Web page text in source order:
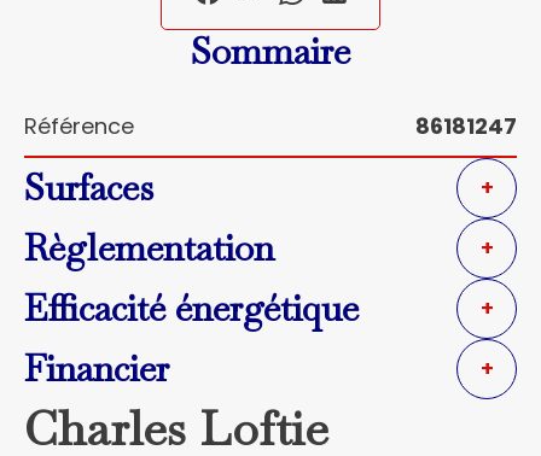
Sommaire
Référence 86181247
Surfaces +
Règlementation +
Efficacité énergétique +
Financier +
Charles Loftie